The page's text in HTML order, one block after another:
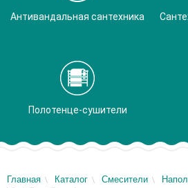
Антивандальная сантехника
Полотенце-сушители
Главная Каталог Смесители